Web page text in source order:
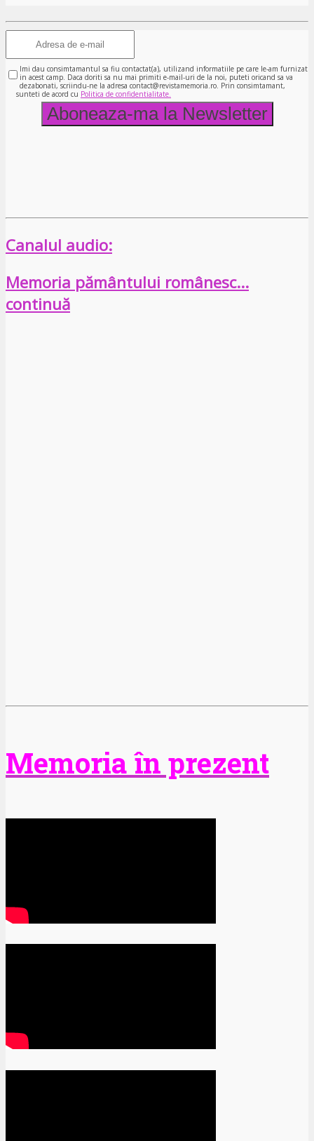
Imi dau consimtamantul sa fiu contactat(a), utilizand informatiile pe care le-am furnizat
in acest camp. Daca doriti sa nu mai primiti e-mail-uri de la noi, puteti oricand sa va
dezabonati, scriindu-ne la adresa contact@revistamemoria.ro. Prin consimtamant,
sunteti de acord cu Politica de confidentialitate.
Canalul audio:
Memoria pământului românesc…
continuă
Memoria în prezent